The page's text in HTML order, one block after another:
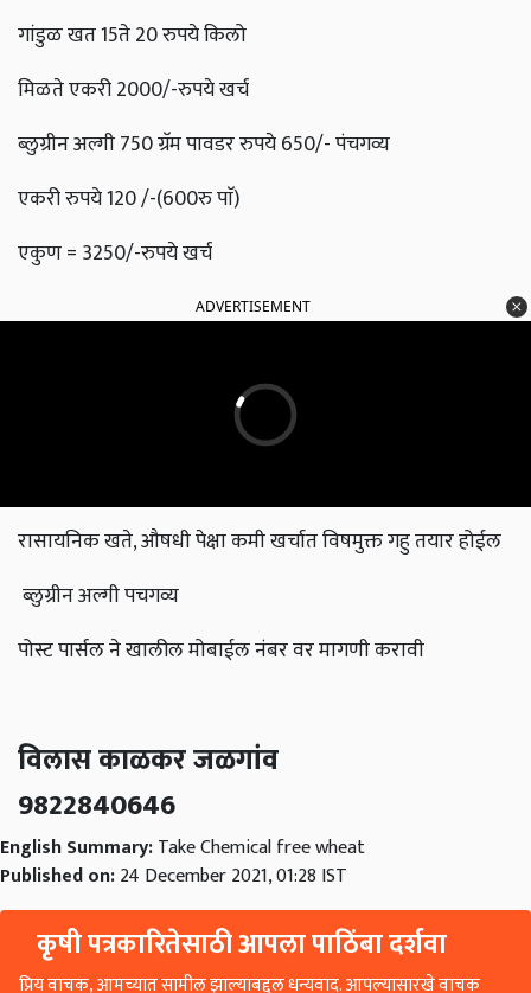
गांडुळ खत 15ते 20 रुपये किलो
मिळते एकरी 2000/-रुपये खर्च
ब्लुग्रीन अल्गी 750 ग्रॅम पावडर रुपये 650/- पंचगव्य
एकरी रुपये 120 /-(600रु पाॅ)
एकुण = 3250/-रुपये खर्च
ADVERTISEMENT
रासायनिक खते, औषधी पेक्षा कमी खर्चात विषमुक्त गहु तयार होईल
ब्लुग्रीन अल्गी पचगव्य
पोस्ट पार्सल ने खालील मोबाईल नंबर वर मागणी करावी
विलास काळकर जळगांव
9822840646
English Summary:Take Chemical free wheat
Published on:24 December 2021, 01:28 IST
कृषी पत्रकारितेसाठी आपला पाठिंबा दर्शवा
प्रिय वाचक, आमच्यात सामील झाल्याबद्दल धन्यवाद. आपल्यासारखे वाचक